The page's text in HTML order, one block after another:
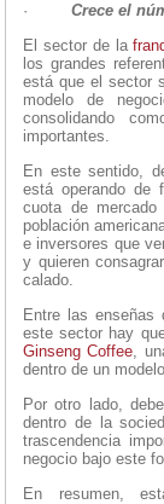
· Crece el
El sector de la
los grandes
está que el sector
modelo de
consolidando
importantes.
En este sentido,
está operando de
cuota de
población
e inversores que
y quieren
calado.
Entre las enseñas
este sector hay
Ginseng Coffee,
dentro de un
Por otro lado,
dentro de la
trascendencia
negocio bajo este
En resumen,